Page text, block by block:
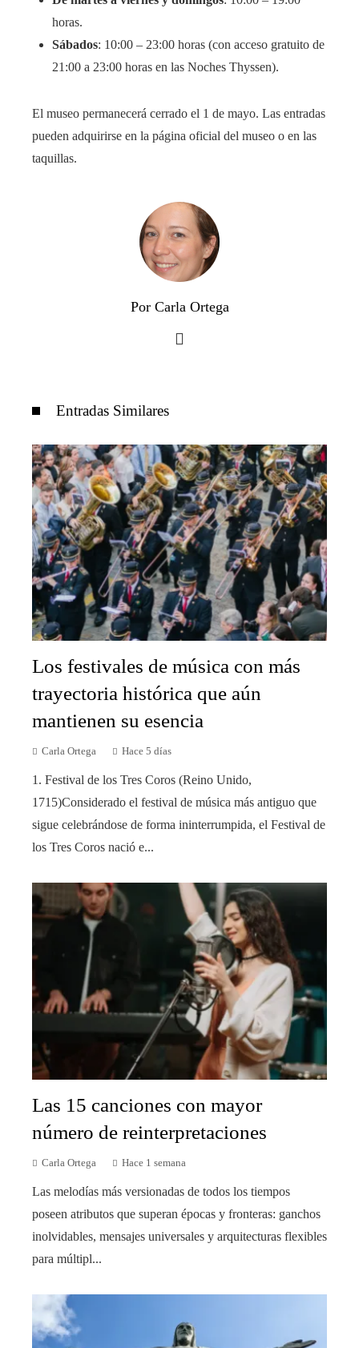
horas.​
Sábados: 10:00 – 23:00 horas (con acceso gratuito de
21:00 a 23:00 horas en las Noches Thyssen).​
El museo permanecerá cerrado el 1 de mayo. Las entradas
pueden adquirirse en la página oficial del museo o en las
taquillas. ​
Por Carla Ortega
Entradas Similares
Los festivales de música con más
trayectoria histórica que aún
mantienen su esencia
Carla Ortega Hace 5 días
1. Festival de los Tres Coros (Reino Unido,
1715)Considerado el festival de música más antiguo que
sigue celebrándose de forma ininterrumpida, el Festival de
los Tres Coros nació e...
Las 15 canciones con mayor
número de reinterpretaciones
Carla Ortega Hace 1 semana
Las melodías más versionadas de todos los tiempos
poseen atributos que superan épocas y fronteras: ganchos
inolvidables, mensajes universales y arquitecturas flexibles
para múltipl...